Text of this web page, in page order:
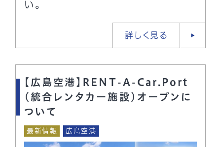
い。
詳しく見る
【広島空港】RENT-A-Car.Port
（統合レンタカー施設）オープンに
ついて
最新情報 広島空港